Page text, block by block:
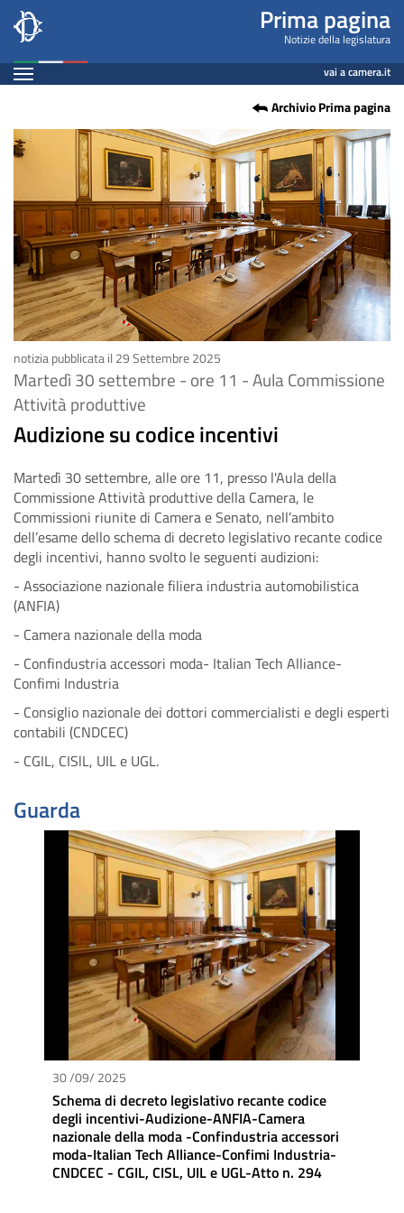
Salta
contenuto
principale
Audizione
su
codice
incentivi
Prima pagina
Notizie della legislatura
Espandi vai a camera.it
Contenuto Archivio Prima pagina
notizia pubblicata il 29 Settembre 2025
Martedì 30 settembre - ore 11 - Aula Commissione
Attività produttive
Audizione su codice incentivi
Martedì 30 settembre, alle ore 11, presso l'Aula della
Commissione Attività produttive della Camera, le
Commissioni riunite di Camera e Senato, nell’ambito
dell’esame dello schema di decreto legislativo recante codice
degli incentivi, hanno svolto le seguenti audizioni:
- Associazione nazionale filiera industria automobilistica
(ANFIA)
- Camera nazionale della moda
- Confindustria accessori moda- Italian Tech Alliance-
Confimi Industria
- Consiglio nazionale dei dottori commercialisti e degli esperti
contabili (CNDCEC)
- CGIL, CISlL, UIL e UGL.
Guarda
30 /09/ 2025
Schema di decreto legislativo recante codice
degli incentivi-Audizione-ANFIA-Camera
nazionale della moda -Confindustria accessori
moda-Italian Tech Alliance-Confimi Industria-
CNDCEC - CGIL, CISL, UIL e UGL-Atto n. 294